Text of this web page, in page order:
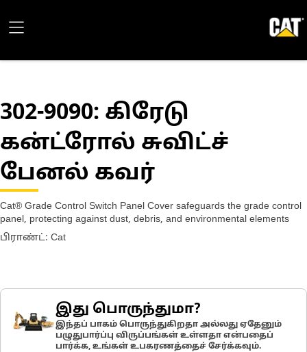
302-9090: கிரேடு
கன்ட்ரோல் சுவிட்ச்
பேனல் கவர்
Cat® Grade Control Switch Panel Cover safeguards the grade control
panel, protecting against dust, debris, and environmental elements
பிராண்ட்: Cat
இது பொருந்துமா?
இந்தப் பாகம் பொருந்துகிறதா அல்லது ஏதேனும்
பழுதுபார்ப்பு விருப்பங்கள் உள்ளதா என்பதைப்
பார்க்க, உங்கள் உபகரணத்தைச் சேர்க்கவும்.